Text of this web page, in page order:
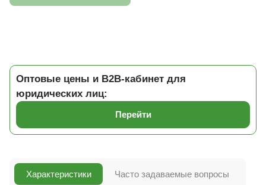
Оптовые цены и B2B-кабинет для
юридических лиц:
Перейти
Характеристики Часто задаваемые вопросы